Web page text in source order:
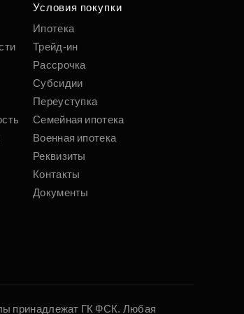
Условия покупки
Ипотека
Трейд-ин
Рассрочка
Субсидии
Переуступка
Семейная ипотека
Военная ипотека
Реквизиты
Контакты
Документы
принадлежат ГК ФСК. Любая